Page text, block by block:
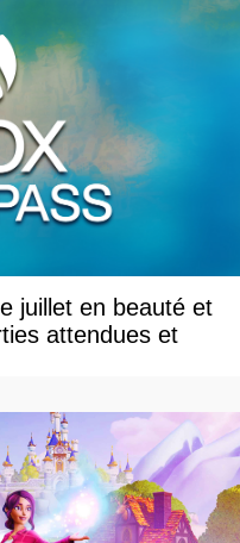
juillet en beauté et
attendues et